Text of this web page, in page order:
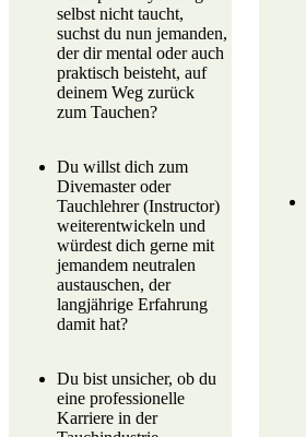
selbst nicht taucht,
suchst du nun jemanden,
der dir mental oder auch
praktisch beisteht, auf
deinem Weg zurück
zum Tauchen?
Du willst dich zum
Divemasteroder
Tauchlehrer(Instructor)
weiterentwickeln und
würdest dich gerne mit
jemandem neutralen
austauschen, der
langjährige Erfahrung
damit hat?
Du bist unsicher, ob du
eine professionelle
Karriere in der